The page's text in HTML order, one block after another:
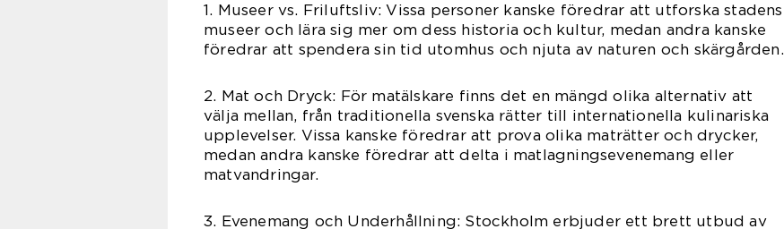
1. Museer vs. Friluftsliv: Vissa personer kanske föredrar att utforska stadens
museer och lära sig mer om dess historia och kultur, medan andra kanske
föredrar att spendera sin tid utomhus och njuta av naturen och skärgården.
2. Mat och Dryck: För matälskare finns det en mängd olika alternativ att
välja mellan, från traditionella svenska rätter till internationella kulinariska
upplevelser. Vissa kanske föredrar att prova olika maträtter och drycker,
medan andra kanske föredrar att delta i matlagningsevenemang eller
matvandringar.
3. Evenemang och Underhållning: Stockholm erbjuder ett brett utbud av